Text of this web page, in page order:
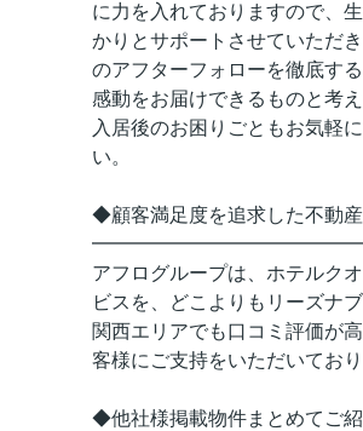
に力を入れておりますので、
かりとサポートさせていただ
のアフターフォローを徹底す
感動をお届けできるものと考え
入居後のお困りごともお気軽
い。
◆顧客満足度を追求した不動
アフログループは、ホテルク
ビスを、どこよりもリーズナブ
関西エリアでも口コミ評価が
客様にご支持をいただいており
◆他社様掲載物件まとめてご